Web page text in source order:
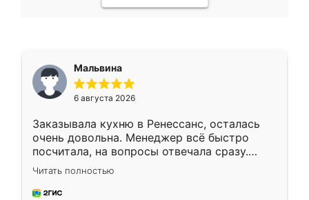
Мальвина
6 августа 2026
Заказывала кухню в Ренессанс, осталась
очень довольна. Менеджер всё быстро
посчитала, на вопросы отвечала сразу.
Замерщик приехал в субботу, подошёл к
делу со всей ответственностью. Собрали
за день, ребята работали аккуратно, даже
Читать полностью